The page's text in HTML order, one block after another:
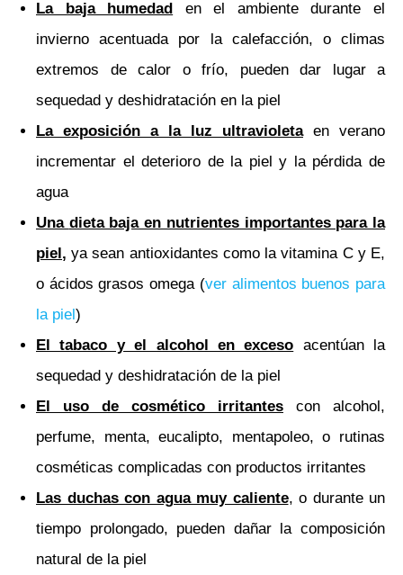
Labaja humedad en el ambiente durante el
invierno acentuada por la calefacción, o climas
extremos de calor o frío, pueden dar lugar a
sequedad y deshidratación en la piel
La exposición a la luz ultravioletaen verano
incrementar el deterioro de la piel y la pérdida de
agua
Una dieta baja en nutrientes importantes para la
piel, ya sean antioxidantes como la vitamina C y E,
o ácidos grasos omega (ver alimentos buenos para
la piel)
El tabaco y el alcohol en exceso acentúan la
sequedad y deshidratación de la piel
El uso de cosmético irritantes con alcohol,
perfume, menta, eucalipto, mentapoleo, o rutinas
cosméticas complicadas con productos irritantes
Las duchas con agua muy caliente, o durante un
tiempo prolongado, pueden dañar la composición
natural de la piel